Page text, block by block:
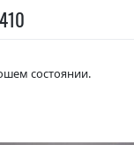
состоянии.